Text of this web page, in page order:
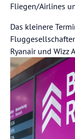
Fliegen/Airlines
Das kleinere
Ryanair und Wizz